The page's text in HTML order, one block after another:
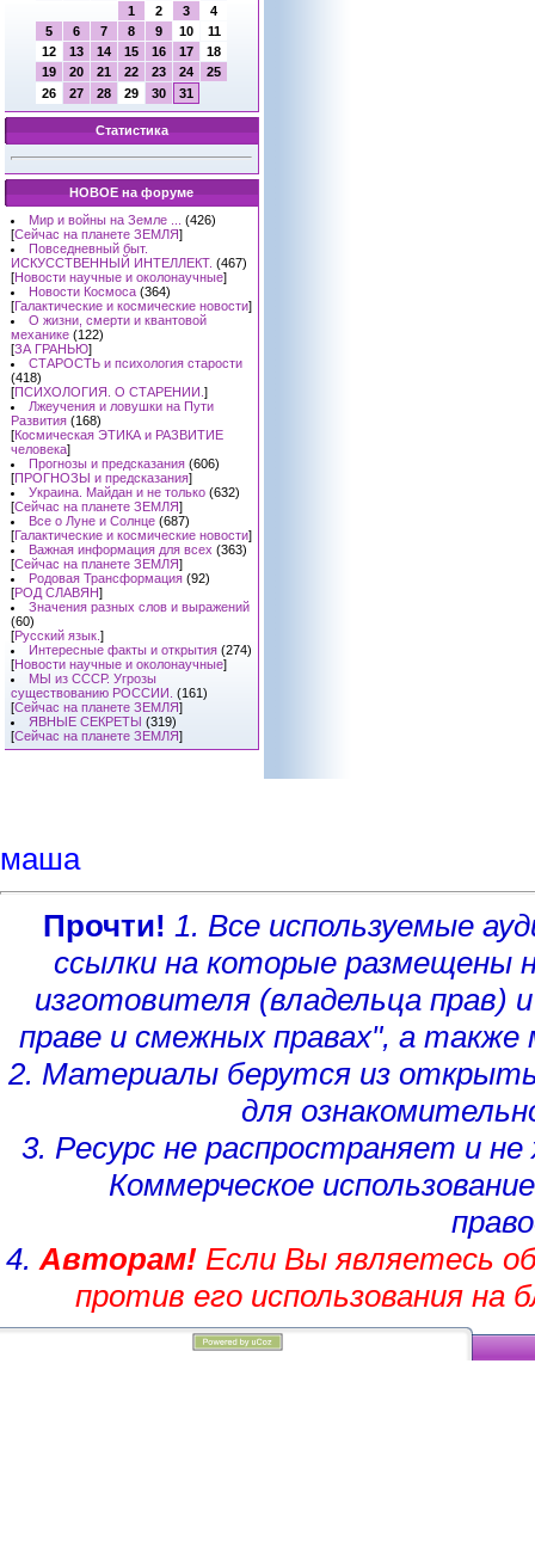
1
2 3
4
5
6 7 8 9 10
11
12
13 14 15 16 17
18
19
20 21 22 23 24
25
26
27 28 29 30 31
Статистика
НОВОЕ на форуме
Мир и войны на Земле ...
(426)
[Сейчас на планете ЗЕМЛЯ]
Повседневный быт.
ИСКУССТВЕННЫЙ ИНТЕЛЛЕКТ. (467)
[Новости научные и околонаучные]
Новости Космоса (364)
[Галактические и космические новости]
О жизни, смерти и квантовой
механике (122)
[ЗА ГРАНЬЮ]
СТАРОСТЬ и психология старости
(418)
[ПСИХОЛОГИЯ. О СТАРЕНИИ. ]
Лжеучения и ловушки на Пути
Развития (168)
[Космическая ЭТИКА и РАЗВИТИЕ
человека]
Прогнозы и предсказания (606)
[ПРОГНОЗЫ и предсказания]
Украина. Майдан и не только (632)
[Сейчас на планете ЗЕМЛЯ]
Все о Луне и Солнце (687)
[Галактические и космические новости]
Важная информация для всех (363)
[Сейчас на планете ЗЕМЛЯ]
Родовая Трансформация (92)
[РОД СЛАВЯН]
Значения разных слов и выражений
(60)
[Русский язык. ]
Интересные факты и открытия (274)
[Новости научные и околонаучные]
МЫ из СССР. Угрозы
существованию РОССИИ. (161)
[Сейчас на планете ЗЕМЛЯ]
ЯВНЫЕ СЕКРЕТЫ (319)
[Сейчас на планете ЗЕМЛЯ]
маша
Прочти! 1. Все используемые
ссылки на которые размещены
изготовителя (владельца прав)
праве и смежных правах", а
2. Материалы берутся из
для
3. Ресурс не распространяет и
Коммерческое
4. Авторам!Если Вы являетесь
против его использования на